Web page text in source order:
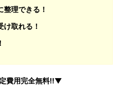
理できる！
取れる！
費用完全無料!!▼